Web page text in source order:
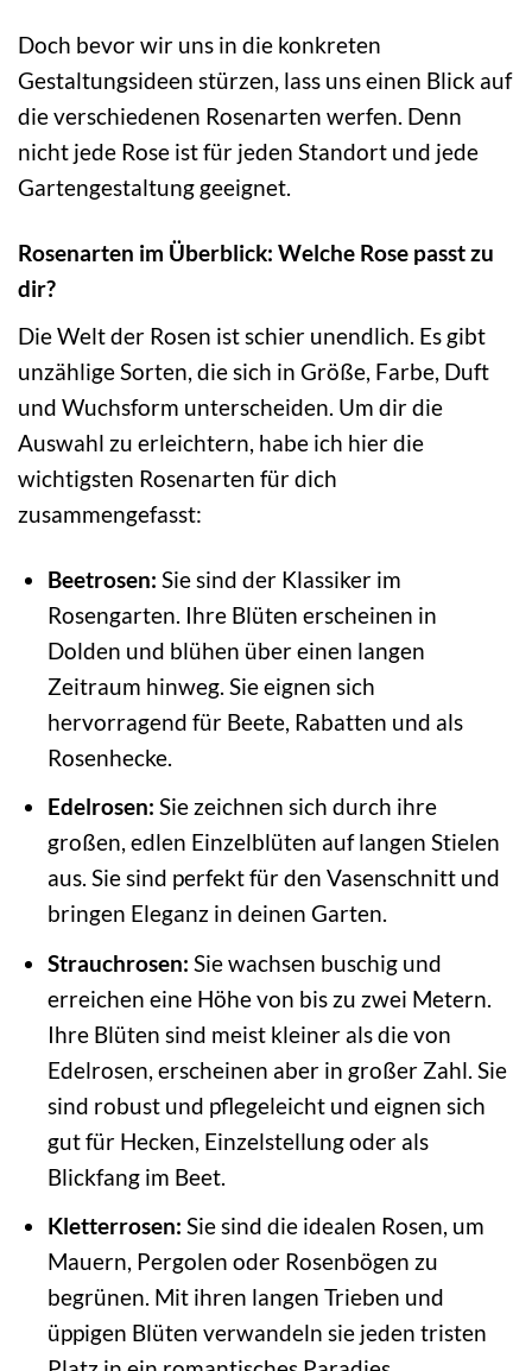
Doch bevor wir uns in die konkreten
Gestaltungsideen stürzen, lass uns einen Blick auf
die verschiedenen Rosenarten werfen. Denn
nicht jede Rose ist für jeden Standort und jede
Gartengestaltung geeignet.
Rosenarten im Überblick: Welche Rose passt zu
dir?
Die Welt der Rosen ist schier unendlich. Es gibt
unzählige Sorten, die sich in Größe, Farbe, Duft
und Wuchsform unterscheiden. Um dir die
Auswahl zu erleichtern, habe ich hier die
wichtigsten Rosenarten für dich
zusammengefasst:
Beetrosen: Sie sind der Klassiker im
Rosengarten. Ihre Blüten erscheinen in
Dolden und blühen über einen langen
Zeitraum hinweg. Sie eignen sich
hervorragend für Beete, Rabatten und als
Rosenhecke.
Edelrosen: Sie zeichnen sich durch ihre
großen, edlen Einzelblüten auf langen Stielen
aus. Sie sind perfekt für den Vasenschnitt und
bringen Eleganz in deinen Garten.
Strauchrosen: Sie wachsen buschig und
erreichen eine Höhe von bis zu zwei Metern.
Ihre Blüten sind meist kleiner als die von
Edelrosen, erscheinen aber in großer Zahl. Sie
sind robust und pflegeleicht und eignen sich
gut für Hecken, Einzelstellung oder als
Blickfang im Beet.
Kletterrosen: Sie sind die idealen Rosen, um
Mauern, Pergolen oder Rosenbögen zu
begrünen. Mit ihren langen Trieben und
üppigen Blüten verwandeln sie jeden tristen